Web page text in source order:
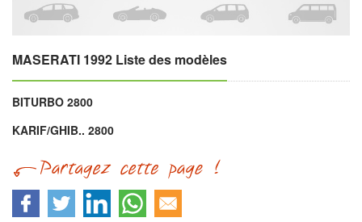
MASERATI 1992 Liste des modèles
BITURBO 2800
KARIF/GHIB.. 2800